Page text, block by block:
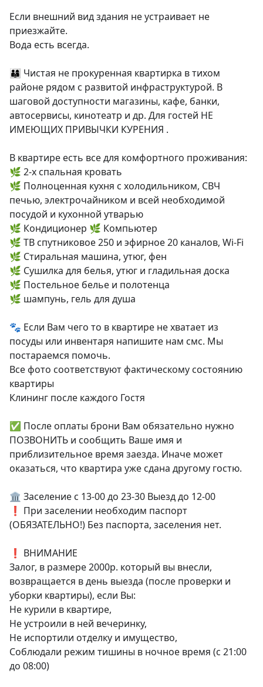
Если внешний вид здания не устраивает не
приезжайте.
Вода есть всегда.
👨‍👩‍👦 Чистая не прокуренная квартирка в тихом
районе рядом с развитой инфраструктурой. В
шаговой доступности магазины, кафе, банки,
автосервисы, кинотеатр и др. Для гостей НЕ
ИМЕЮЩИХ ПРИВЫЧКИ КУРЕНИЯ .
В квартире есть все для комфортного проживания:
🌿 2-х спальная кровать
🌿 Полноценная кухня с холодильником, СВЧ
печью, электрочайником и всей необходимой
посудой и кухонной утварью
🌿 Кондиционер 🌿 Компьютер
🌿 ТВ спутниковое 250 и эфирное 20 каналов, Wi-Fi
🌿 Стиральная машина, утюг, фен
🌿 Сушилка для белья, утюг и гладильная доска
🌿 Постельное белье и полотенца
🌿 шампунь, гель для душа
🐾 Если Вам чего то в квартире не хватает из
посуды или инвентаря напишите нам смс. Мы
постараемся помочь.
Все фото соответствуют фактическому состоянию
квартиры
Клининг после каждого Гостя
✅ После оплаты брони Вам обязательно нужно
ПОЗВОНИТЬ и сообщить Ваше имя и
приблизительное время заезда. Иначе может
оказаться, что квартира уже сдана другому гостю.
🏛️ Заселение с 13-00 до 23-30 Выезд до 12-00
❗ При заселении необходим паспорт
(ОБЯЗАТЕЛЬНО!) Без паспорта, заселения нет.
❗️ ВНИМАНИЕ
Залог, в размере 2000р. который вы внесли,
возвращается в день выезда (после проверки и
уборки квартиры), если Вы:
Не курили в квартире,
Не устроили в ней вечеринку,
Не испортили отделку и имущество,
Соблюдали режим тишины в ночное время (с 21:00
до 08:00)